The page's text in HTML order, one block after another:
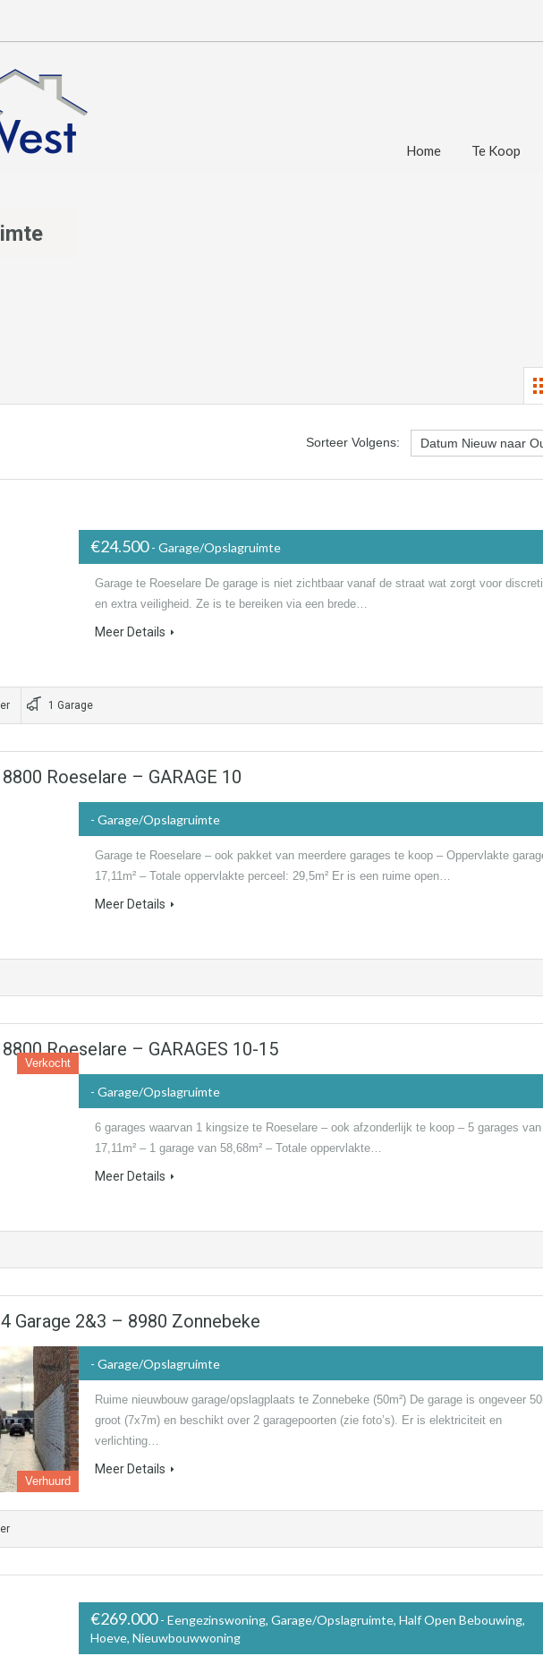
Home Te Koop
Sorteer Volgens:
€24.500- Garage/Opslagruimte
Garage te Roeselare De garage is niet zichtbaar vanaf de straat wat zorgt voor
en extra veiligheid. Ze is te bereiken via een brede…
Meer Details
1 Garage
Roeselare – GARAGE 10
- Garage/Opslagruimte
Garage te Roeselare – ook pakket van meerdere garages te koop – Oppervlakte
17,11m² – Totale oppervlakte perceel: 29,5m² Er is een ruime open…
Meer Details
Roeselare – GARAGES 10-15
Verkocht
- Garage/Opslagruimte
6 garages waarvan 1 kingsize te Roeselare – ook afzonderlijk te koop – 5 garages van
17,11m² – 1 garage van 58,68m² – Totale oppervlakte…
Meer Details
Garage 2&3 – 8980 Zonnebeke
Verhuurd
- Garage/Opslagruimte
Ruime nieuwbouw garage/opslagplaats te Zonnebeke (50m²) De garage is ongeveer
groot (7x7m) en beschikt over 2 garagepoorten (zie foto’s). Er is elektriciteit en
verlichting…
Meer Details
€269.000- Eengezinswoning, Garage/Opslagruimte, Half Open Bebouwing,
Hoeve, Nieuwbouwwoning